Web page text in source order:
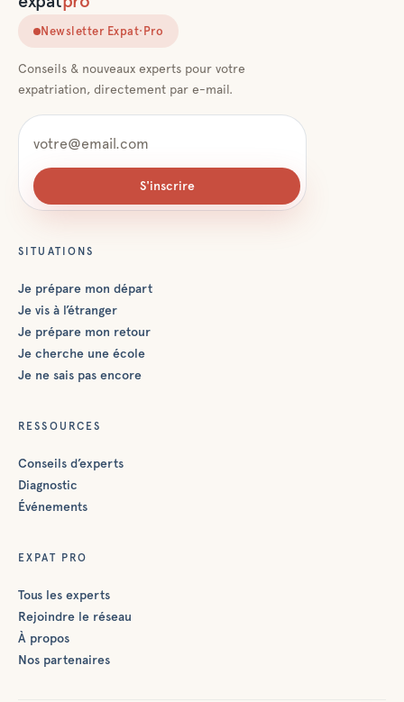
Newsletter Expat·Pro
Conseils & nouveaux experts pour votre
expatriation, directement par e-mail.
S'inscrire
SITUATIONS
Je prépare mon départ
Je vis à l’étranger
Je prépare mon retour
Je cherche une école
Je ne sais pas encore
RESSOURCES
Conseils d’experts
Diagnostic
Événements
EXPAT PRO
Tous les experts
Rejoindre le réseau
À propos
Nos partenaires